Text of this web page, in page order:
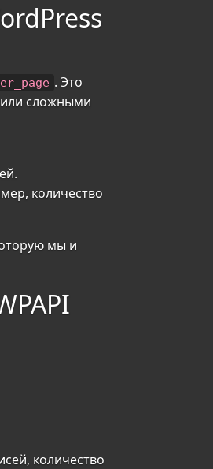
. Это
сложными
количество
мы и
количество